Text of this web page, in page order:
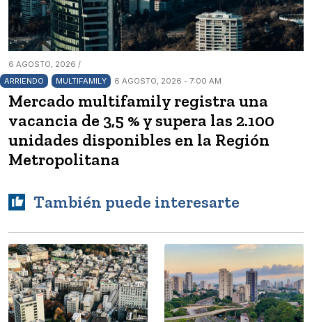
6 AGOSTO, 2026 /
ARRIENDO
MULTIFAMILY 6 AGOSTO, 2026 - 7:00 AM
Mercado multifamily registra una
vacancia de 3,5 % y supera las 2.100
unidades disponibles en la Región
Metropolitana
También puede interesarte